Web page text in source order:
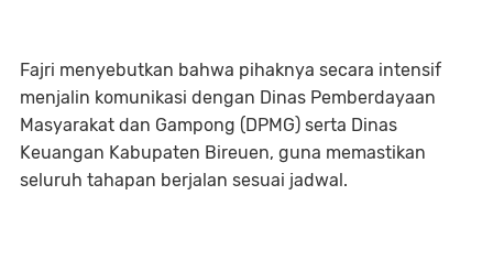
Fajri menyebutkan bahwa pihaknya secara intensif
menjalin komunikasi dengan Dinas Pemberdayaan
Masyarakat dan Gampong (DPMG) serta Dinas
Keuangan Kabupaten Bireuen, guna memastikan
seluruh tahapan berjalan sesuai jadwal.